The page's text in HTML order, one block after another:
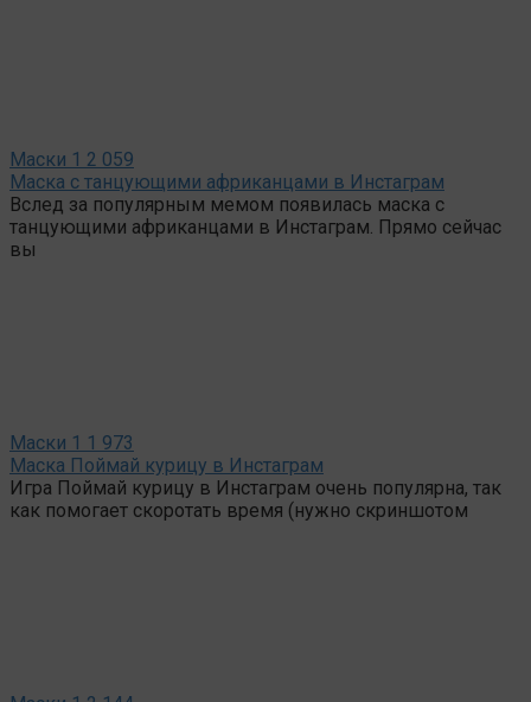
Маски 1 2 059
Маска с танцующими африканцами в Инстаграм
Вслед за популярным мемом появилась маска с
танцующими африканцами в Инстаграм. Прямо сейчас
вы
Маски 1 1 973
Маска Поймай курицу в Инстаграм
Игра Поймай курицу в Инстаграм очень популярна, так
как помогает скоротать время (нужно скриншотом